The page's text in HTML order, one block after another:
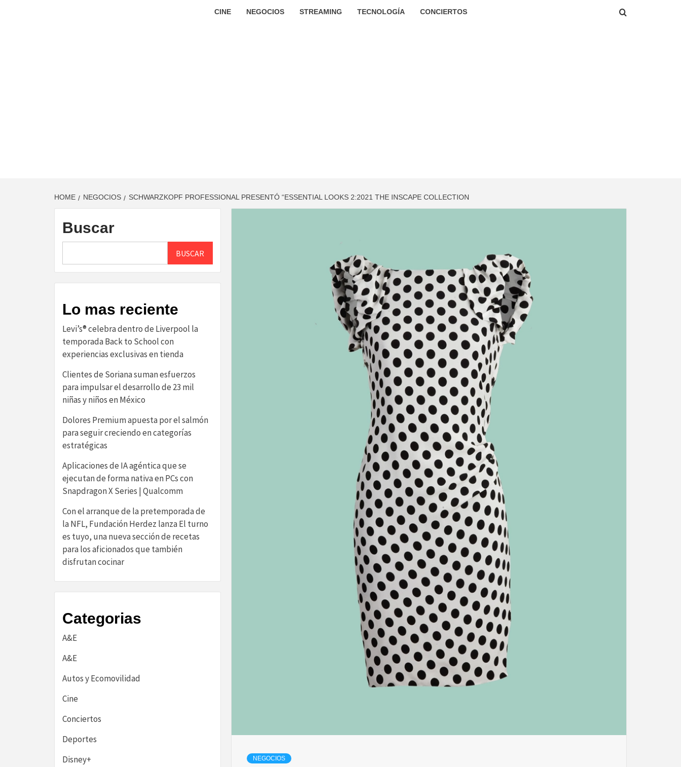
CINE NEGOCIOS STREAMING TECNOLOGÍA CONCIERTOS
HOME NEGOCIOS SCHWARZKOPF PROFESSIONAL PRESENTÓ “ESSENTIAL LOOKS 2:2021 THE INSCAPE COLLECTION
NEGOCIOS
Buscar
BUSCAR
Lo mas reciente
Levi’s® celebra dentro de Liverpool la
temporada Back to School con
experiencias exclusivas en tienda
Clientes de Soriana suman esfuerzos
para impulsar el desarrollo de 23 mil
niñas y niños en México
Dolores Premium apuesta por el salmón
para seguir creciendo en categorías
estratégicas
Aplicaciones de IA agéntica que se
ejecutan de forma nativa en PCs con
Snapdragon X Series | Qualcomm
Con el arranque de la pretemporada de
la NFL, Fundación Herdez lanza El turno
es tuyo, una nueva sección de recetas
para los aficionados que también
disfrutan cocinar
Categorias
A&E
A&E
Autos y Ecomovilidad
Cine
Conciertos
Deportes
Disney+